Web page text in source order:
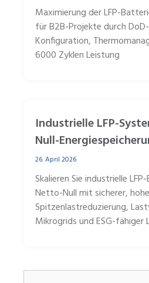
Maximierung der LFP-
für B2B-Projekte durch
Konfiguration,
6000 Zyklen Leistung
Industrielle LFP-
Null-
26. April 2026
Skalieren Sie industrielle
Netto-Null mit sicherer,
Spitzenlastreduzierung,
Mikrogrids und ESG-fähiger